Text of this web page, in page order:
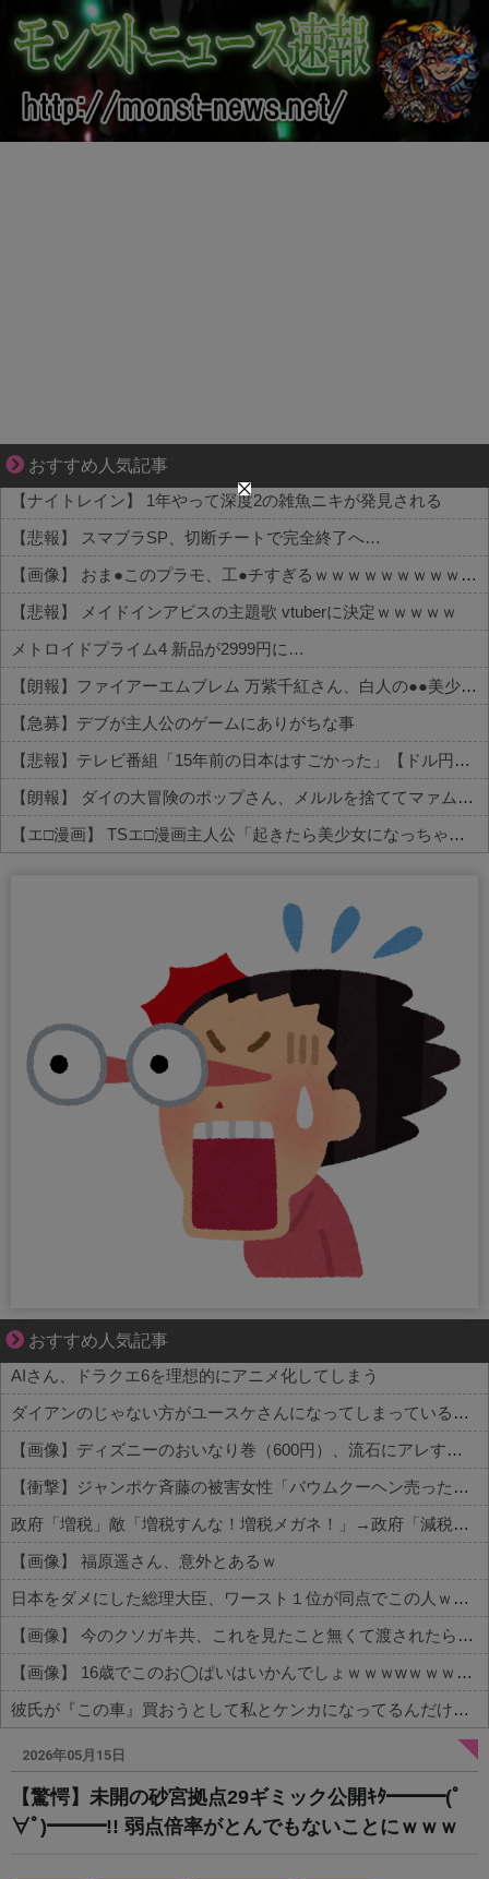
おすすめ人気記事
妻が嫌すぎて壊れていった、ある夫の現実
【ナイトレイン】 1年やって深度2の雑魚ニキが発見される
【悲報】 スマブラSP、切断チートで完全終了へ…
【画像】 おま●このプラモ、工●チすぎるｗｗｗｗｗｗｗｗｗｗ
【悲報】 メイドインアビスの主題歌 vtuberに決定ｗｗｗｗｗ
メトロイドプライム4 新品が2999円に…
【朗報】ファイアーエムブレム 万紫千紅さん、白人の●●美少女を出してしまうwww
【急募】デブが主人公のゲームにありがちな事
【悲報】テレビ番組「15年前の日本はすごかった」【ドル円75円】
【朗報】 ダイの大冒険のポップさん、メルルを捨ててマァムなんかを選んでしまうｗｗｗ
【エ□漫画】 TSエ□漫画主人公「起きたら美少女になっちゃった！？」ワイ「おお」
おすすめ人気記事
【マンガ】バラシ屋トシヤの漫画セレクション
AIさん、ドラクエ6を理想的にアニメ化してしまう
ダイアンのじゃない方がユースケさんになってしまっているという事実←これ
【画像】ディズニーのおいなり巻（600円）、流石にアレすぎて賛否両論の大炎上をしてしまうw w w w w w w
【衝撃】ジャンポケ斉藤の被害女性「バウムクーヘン売ったりTikTokライブしててムカついたから示談しなかった」←コレってさ…
政府「増税」敵「増税すんな！増税メガネ！」→政府「減税」敵「減税すんな！社会保障どうなる！」
【画像】 福原遥さん、意外とあるｗ
日本をダメにした総理大臣、ワースト１位が同点でこの人ｗｗｗｗｗｗ
【画像】 今のクソガキ共、これを見たこと無くて渡されたらパニクるらしいｗｗｗｗｗｗｗｗｗｗｗｗｗ
【画像】 16歳でこのお◯ぱいはいかんでしょｗｗｗwｗｗｗｗｗｗｗｗ❤
彼氏が『この車』買おうとして私とケンカになってるんだけどｗｗｗｗｗｗ
Powered by livedoor 相互RSS
2026年05月15日
【驚愕】未開の砂宮拠点29ギミック公開ｷﾀ━━━(ﾟ
∀ﾟ)━━━!! 弱点倍率がとんでもないことにｗｗｗ